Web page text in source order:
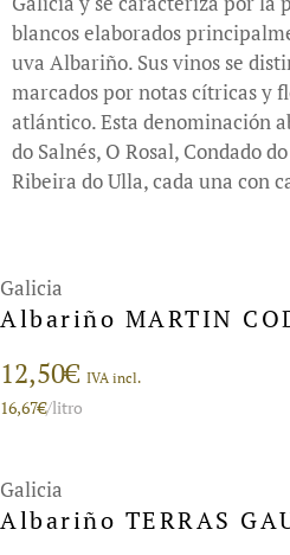
blancos elaborados
uva Albariño. Sus vinos se
marcados por notas cítricas y
atlántico. Esta denominación
do Salnés, O Rosal, Condado
Ribeira do Ulla, cada una con
Galicia
Albariño MARTIN
12,50€ IVA incl.
16,67€/litro
Galicia
Albariño TERRAS